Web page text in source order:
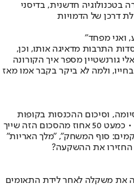
חדשנית, בדיסני
דרכן של הדמויות
ואני מפחד"
התרבות מדאיגה אותו, וכן,
גורנשטיין מספר איך הקורונה
ולמה לא ביקר בקבר אמו מאז
וסיכום ההכנסות בקופות
משמח את הוליווד: 4.86 מיליארד דולר • כמעט 50 אחוז מהסכום הזה שייך
סוף המשחק", "מלך האריות"
את משקלה לאחר לידת התאומים